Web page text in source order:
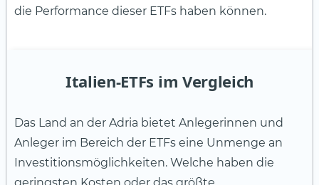
die Performance dieser ETFs haben können.
Italien-ETFs im Vergleich
Das Land an der Adria bietet Anlegerinnen und
Anleger im Bereich der ETFs eine Unmenge an
Investitionsmöglichkeiten. Welche haben die